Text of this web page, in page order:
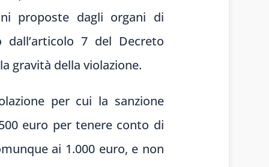
proposte dagli organi di
7 del Decreto
gravità della violazione.
per cui la sanzione
euro per tenere conto di
ai 1.000 euro, e non